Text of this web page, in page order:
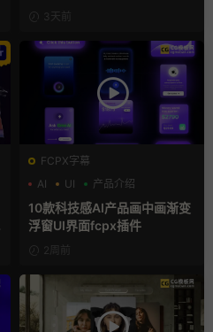
视频AE模板
3天前
FCPX字幕
AI
UI 产品介绍
10款科技感AI产品画中画渐变
浮窗UI界面fcpx插件
2周前